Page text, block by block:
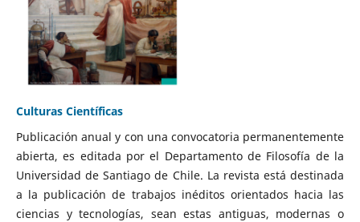
Culturas Científicas
Publicación anual y con una convocatoria permanentemente
abierta, es editada por el Departamento de Filosofía de la
Universidad de Santiago de Chile. La revista está destinada
a la publicación de trabajos inéditos orientados hacia las
ciencias y tecnologías, sean estas antiguas, modernas o